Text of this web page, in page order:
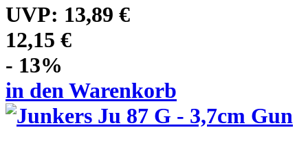
UVP: 13,89 €
12,15 €
- 13%
in den Warenkorb